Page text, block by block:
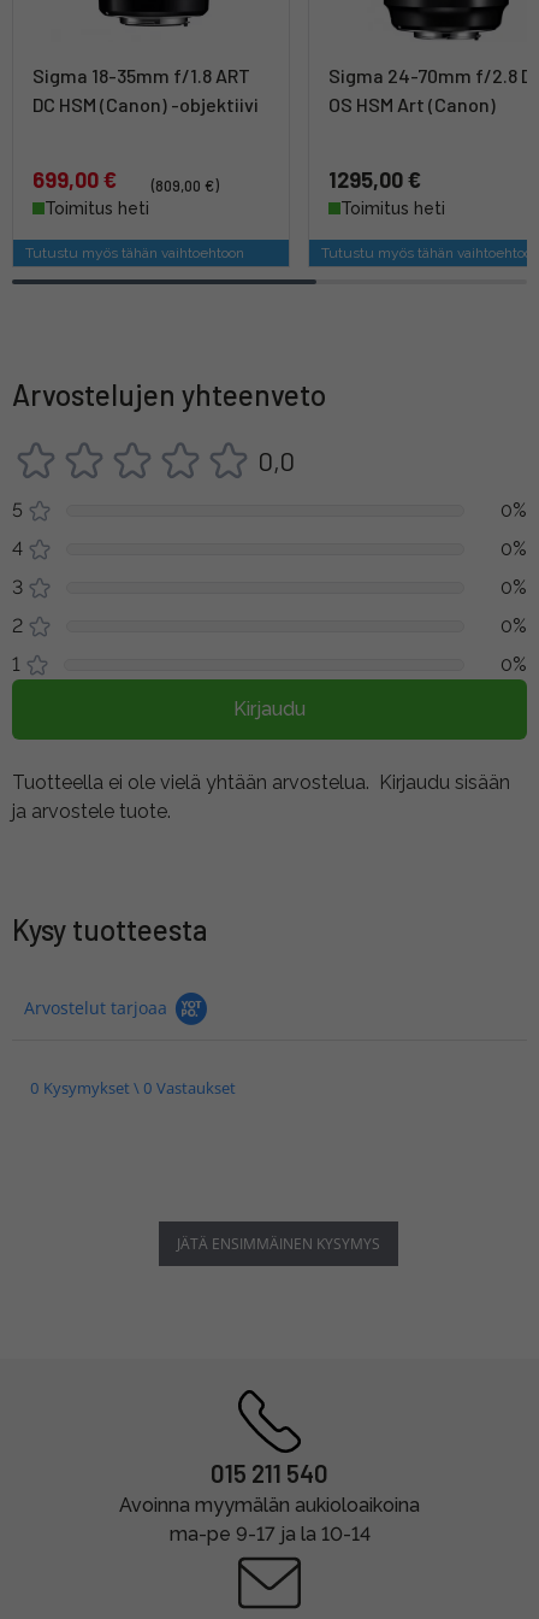
Sigma 18-35mm f/1.8 ART
DC HSM (Canon) -objektiivi
699,00 €
(809,00 €)
Toimitus heti
Tutustu myös tähän vaihtoehtoon
Sigma 24-70mm f/2.8
OS HSM Art (Canon)
1295,00 €
Toimitus heti
Tutustu myös tähän
Arvostelujen yhteenveto
0,0
5
0%
4
0%
3
0%
2
0%
1
0%
Kirjaudu
Tuotteella ei ole vielä yhtään arvostelua. Kirjaudu sisään
ja arvostele tuote.
Kysy tuotteesta
Arvostelut tarjoaa
0 Kysymykset \ 0 Vastaukset
JÄTÄ ENSIMMÄINEN KYSYMYS
015 211 540
Avoinna myymälän aukioloaikoina
ma-pe 9-17 ja la 10-14